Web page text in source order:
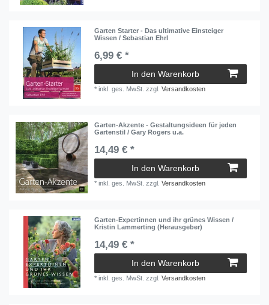
Garten Starter - Das ultimative Einsteiger
Wissen / Sebastian Ehrl
6,99 € *
In den Warenkorb
*inkl. ges. MwSt. zzgl.Versandkosten
Garten-Akzente - Gestaltungsideen für jeden
Gartenstil / Gary Rogers u.a.
14,49 € *
In den Warenkorb
*inkl. ges. MwSt. zzgl.Versandkosten
Garten-Expertinnen und ihr grünes Wissen /
Kristin Lammerting (Herausgeber)
14,49 € *
In den Warenkorb
*inkl. ges. MwSt. zzgl.Versandkosten